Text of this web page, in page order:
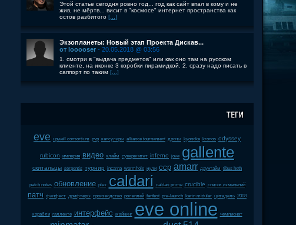
Этой статье сегодня ровно год... год как сайт впал в кому и не
жив, не мёртв... висит в "космосе" интернет пространства как
остов разбитого [...]
Экзопланеты: Новый этап Проекта Дискав...
от looooser - 20.05.2018 @ 03:56
1. смотри в "выдача предметов" или как оно там на русском
клиенте, на иконке 3 коробки пирамидкой. 2. сразу надо писать в
саппорт по таким [...]
eve upwell consortium pvp капсулиры alliance tournament дроны kyonoke kronos odyssey
rubicon империя видео клайм суверенитет inferno jove gallente
скитальцы serpentis турнир incarna wormhole нули ccp amarr даунтайм tibus heth
patch notes обновление plex caldari caldari prime crucible список изменений
патч фанфест дрифтеры производство ролеплей fanfest pre-launch karin midular цитадель 2008
корабли галленте интерфейс майнинг eve online чемпионат